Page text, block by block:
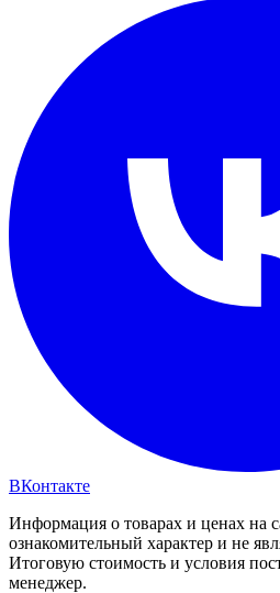
ВКонтакте
Информация о товарах и ценах на
ознакомительный характер и не
Итоговую стоимость и условия
менеджер.